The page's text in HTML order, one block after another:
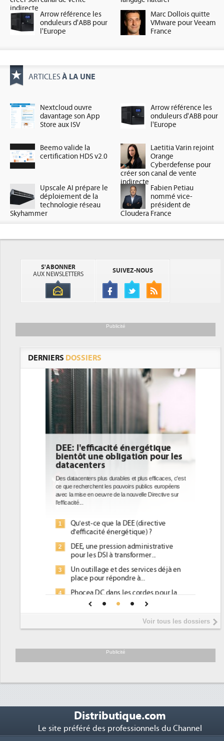
indirecte
Arrow référence les
onduleurs d'ABB pour
l'Europe
Marc Dollois quitte
VMware pour Veeam
France
ARTICLES À LA UNE
Nextcloud ouvre
davantage son App
Store aux ISV
Arrow référence les
onduleurs d'ABB pour
l'Europe
Beemo valide la
certification HDS v2.0
Laetitia Varin rejoint
Orange
Cyberdefense pour
créer son canal de vente
indirecte
Upscale AI prépare le
déploiement de la
technologie réseau
Skyhammer
Fabien Petiau
nommé vice-
président de
Cloudera France
S'ABONNER
AUX NEWSLETTERS
SUIVEZ-NOUS
Publicité
DERNIERS DOSSIERS
DEE: l'efficacité énergétique
bientôt une obligation pour les
datacenters
Des datacenters plus durables et plus efficaces, c'est
ce que recherchent les pouvoirs publics européens
avec la mise en oeuvre de la nouvelle Directive sur
l'efficacité...
1
Qu'est-ce que la DEE (directive
d'efficacité énergétique) ?
2
DEE, une pression administrative
pour les DSI à transformer...
3
Un outillage et des services déjà en
place pour répondre à...
4
Phocea DC dans les cordes pour la
Interview de Fabrice Coquio,
président de Digital Realty...
soutient les...
Voir tous les dossiers
Publicité
Distributique.com
Le site préféré des professionnels du Channel